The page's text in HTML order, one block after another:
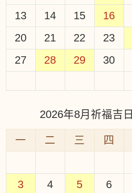
13
14 15 16
20
21 22 23
27
28 29 30
2026年8月祈福吉日
一 二 三 四
3
4 5 6